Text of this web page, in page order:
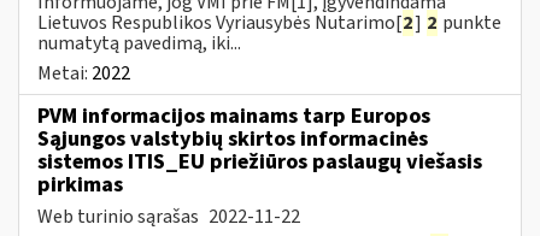
Lietuvos Respublikos Vyriausybės Nutarimo[2] 2 punkte
numatytą pavedimą, iki...
Metai: 2022
PVM informacijos mainams tarp Europos
Sąjungos valstybių skirtos informacinės
sistemos ITIS_EU priežiūros paslaugų viešasis
pirkimas
Web turinio sąrašas 2022-11-22